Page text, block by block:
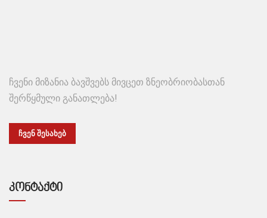
ჩვენი მიზანია ბავშვებს მივცეთ ზნეობრიობასთან
შერწყმული განათლება!
ᲩᲕᲔᲜ ᲨᲔᲡᲐᲮᲔᲑ
კონტაქტი